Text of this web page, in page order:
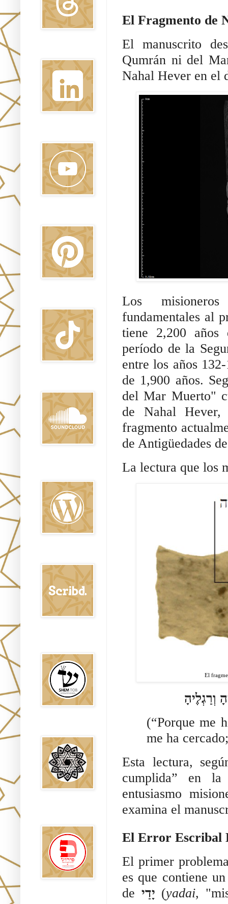
El Fragmento de
El manuscrito
Qumrán ni del
Nahal Hever en el
Los
fundamentales al
tiene 2,200 años
período de la
entre los años
de 1,900 años.
del Mar Muerto"
de Nahal Hever,
fragmento
de Antigüedades
La lectura que los
El
וְרַגְלֶיהָ
(“Porque me
me ha
Esta lectura,
cumplida” en
entusiasmo
examina el
El primer
es que contiene
de יָדַי (yadai,